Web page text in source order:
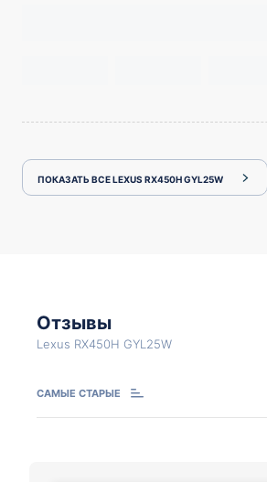
ПОКАЗАТЬ ВСЕ LEXUS RX450H GYL25W
Отзывы
Lexus RX450H GYL25W
САМЫЕ СТАРЫЕ